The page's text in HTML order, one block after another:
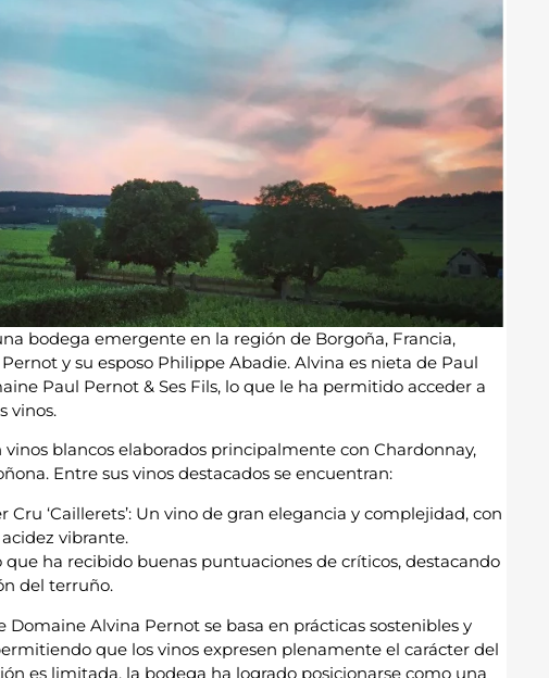
bodega emergente en la región de Borgoña, Francia,
y su esposo Philippe Abadie. Alvina es nieta de Paul
Paul Pernot & Ses Fils, lo que le ha permitido acceder a
vinos.
vinos blancos elaborados principalmente con Chardonnay,
Entre sus vinos destacados se encuentran:
Cru ‘Caillerets’: Un vino de gran elegancia y complejidad, con
vibrante.
ha recibido buenas puntuaciones de críticos, destacando
del terruño.
Domaine Alvina Pernot se basa en prácticas sostenibles y
que los vinos expresen plenamente el carácter del
es limitada, la bodega ha logrado posicionarse como una